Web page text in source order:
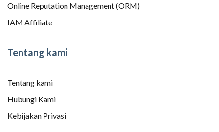
Online Reputation Management (ORM)
IAM Affiliate
Tentang kami
Tentang kami
Hubungi Kami
Kebijakan Privasi